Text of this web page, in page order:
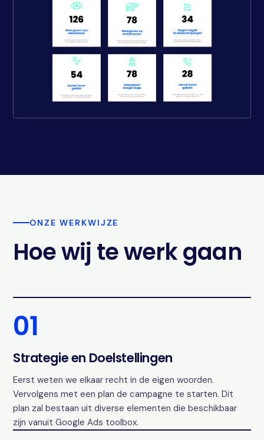
ONZE WERKWIJZE
Hoe wij te werk gaan
01
Strategie en Doelstellingen
Eerst weten we elkaar recht in de eigen woorden.
Vervolgens met een plan de campagne te starten. Dit
plan zal bestaan uit diverse elementen die beschikbaar
zijn vanuit Google Ads toolbox.